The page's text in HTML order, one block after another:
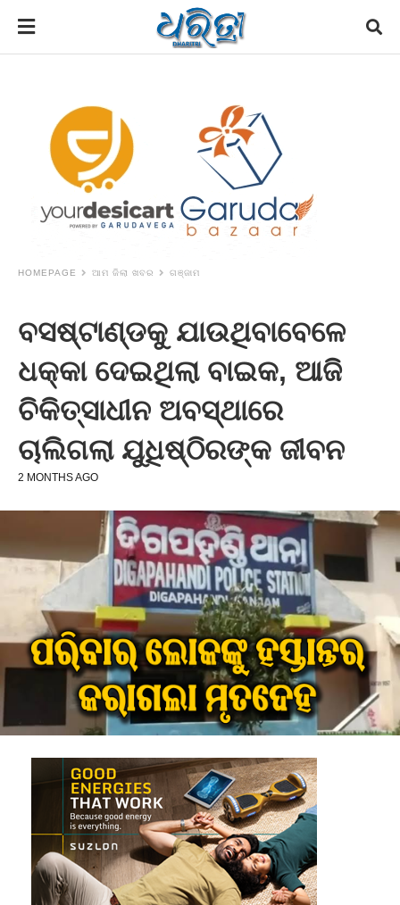
HOMEPAGE ଆମ ଜିଲା ଖବର ଗଞ୍ଜାମ
ବସଷ୍ଟାଣ୍ଡକୁ ଯାଉଥିବାବେଳେ
ଧକ୍କା ଦେଇଥିଲା ବାଇକ, ଆଜି
ଚିକିତ୍ସାଧୀନ ଅବସ୍ଥାରେ
ଚାଲିଗଲା ଯୁଧିଷ୍ଠିରଙ୍କ ଜୀବନ
2 MONTHS AGO